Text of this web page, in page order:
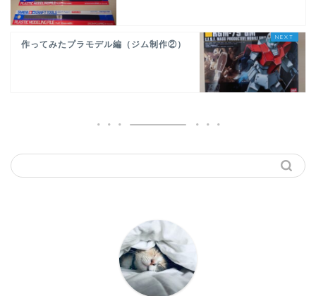
作ってみたプラモデル編（ジム制作②）